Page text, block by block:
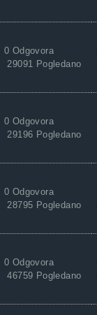
0 Odgovora
29091 Pogledano
0 Odgovora
29196 Pogledano
0 Odgovora
28795 Pogledano
0 Odgovora
46759 Pogledano